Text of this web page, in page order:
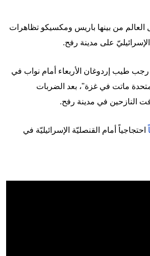
من بينها باريس ومكسيكو تظاهرات
على مدينة رفح.
رجب طيب إردوغان الأربعاء أمام نواب في
ماتت في غزة"، بعد الضربات
النازحين في مدينة رفح.
احتجاجياً أمام القنصليّة الإسرائيليّة في